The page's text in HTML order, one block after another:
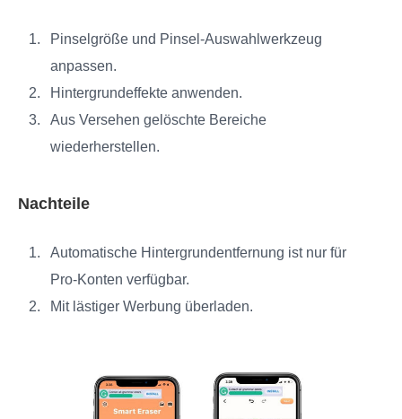
Pinselgröße und Pinsel‑Auswahlwerkzeug
anpassen.
Hintergrundeffekte anwenden.
Aus Versehen gelöschte Bereiche
wiederherstellen.
Nachteile
Automatische Hintergrundentfernung ist nur für
Pro‑Konten verfügbar.
Mit lästiger Werbung überladen.